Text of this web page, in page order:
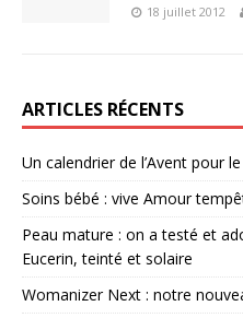
18 juillet 2012
ARTICLES RÉCENTS
Un calendrier de l’Avent pour
Soins bébé : vive Amour
Peau mature : on a testé et
Eucerin, teinté et solaire
Womanizer Next : notre